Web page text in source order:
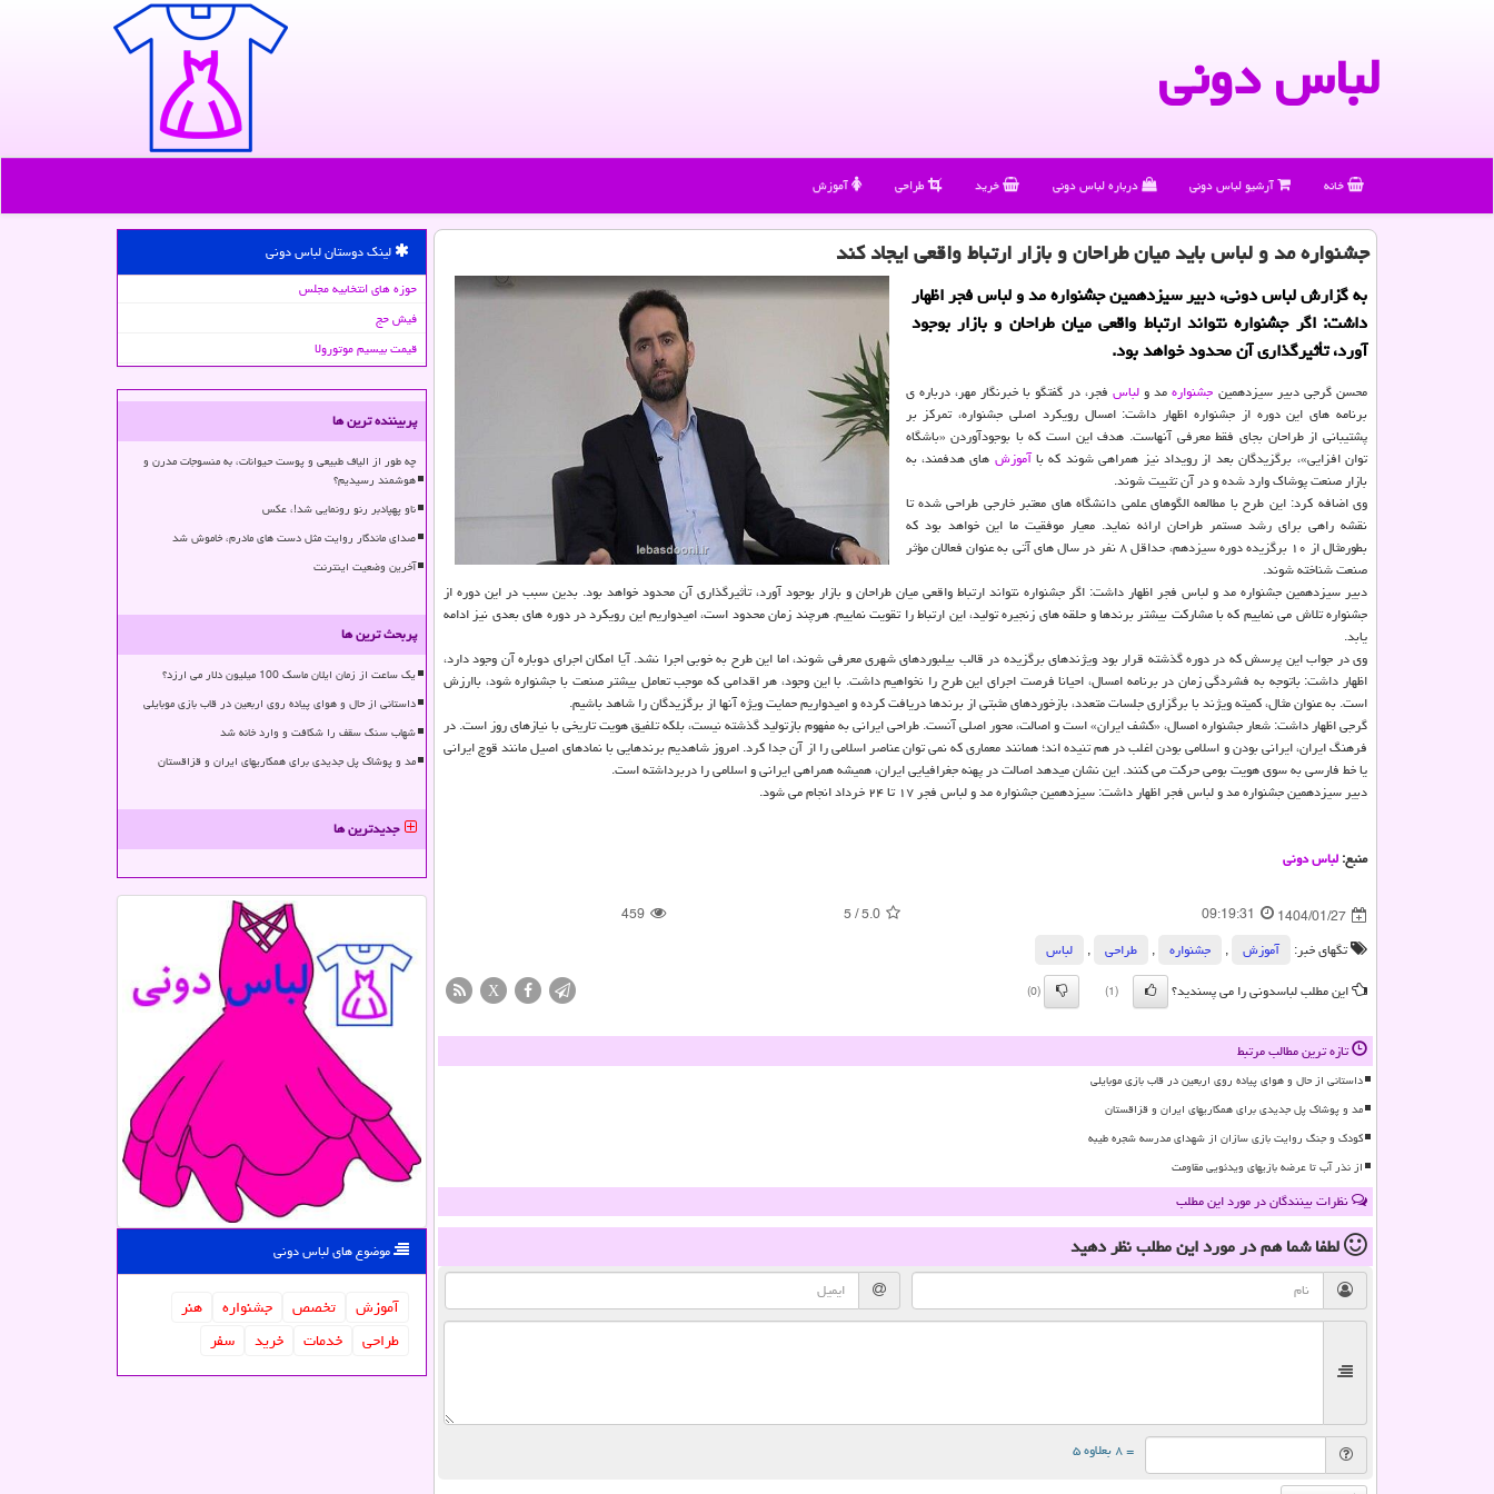
لباس دونی
خانه آرشیو لباس دونی درباره لباس دونی خرید طراحی آموزش
جشنواره مد و لباس باید میان طراحان و بازار ارتباط واقعی ایجاد کند
به گزارش لباس دونی، دبیر سیزدهمین جشنواره مد و لباس فجر اظهار
داشت: اگر جشنواره نتواند ارتباط واقعی میان طراحان و بازار بوجود
آورد، تأثیرگذاری آن محدود خواهد بود.
محسن گرجی دبیر سیزدهمین جشنوارهمد ولباس فجر، در گفتگو با خبرنگار مهر، درباره ی
برنامه های این دوره از جشنواره اظهار داشت: امسال رویکرد اصلی جشنواره، تمرکز بر
پشتیبانی از طراحان بجای فقط معرفی آنهاست. هدف این است که با بوجودآوردن «باشگاه
توان افزایی»، برگزیدگان بعد از رویداد نیز همراهی شوند که باآموزش های هدفمند، به
بازار صنعت پوشاک وارد شده و در آن تثبیت شوند.
وی اضافه کرد: این طرح با مطالعه الگوهای علمی دانشگاه های معتبر خارجی طراحی شده تا
نقشه راهی برای رشد مستمر طراحان ارائه نماید. معیار موفقیت ما این خواهد بود که
بطورمثال از ۱۰ برگزیده دوره سیزدهم، حداقل ۸ نفر در سال های آتی به عنوان فعالان مؤثر
صنعت شناخته شوند.
دبیر سیزدهمین جشنواره مد و لباس فجر اظهار داشت: اگر جشنواره نتواند ارتباط واقعی میان طراحان و بازار بوجود آورد، تأثیرگذاری آن محدود خواهد بود. بدین سبب در این دوره از
جشنواره تلاش می نماییم که با مشارکت بیشتر برندها و حلقه های زنجیره تولید، این ارتباط را تقویت نماییم. هرچند زمان محدود است، امیدواریم این رویکرد در دوره های بعدی نیز ادامه
یابد.
وی در جواب این پرسش که در دوره گذشته قرار بود ویژندهای برگزیده در قالب بیلبوردهای شهری معرفی شوند، اما این طرح به خوبی اجرا نشد. آیا امکان اجرای دوباره آن وجود دارد،
اظهار داشت: باتوجه به فشردگی زمان در برنامه امسال، احیانا فرصت اجرای این طرح را نخواهیم داشت. با این وجود، هر اقدامی که موجب تعامل بیشتر صنعت با جشنواره شود، باارزش
است. به عنوان مثال، کمیته ویژند با برگزاری جلسات متعدد، بازخوردهای مثبتی از برندها دریافت کرده و امیدواریم حمایت ویژه آنها از برگزیدگان را شاهد باشیم.
گرجی اظهار داشت: شعار جشنواره امسال، «کشف ایران» است و اصالت، محور اصلی آنست. طراحی ایرانی به مفهوم بازتولید گذشته نیست، بلکه تلفیق هویت تاریخی با نیازهای روز است. در
فرهنگ ایران، ایرانی بودن و اسلامی بودن اغلب در هم تنیده اند؛ همانند معماری که نمی توان عناصر اسلامی را از آن جدا کرد. امروز شاهدیم برندهایی با نمادهای اصیل مانند قوچ ایرانی
یا خط فارسی به سوی هویت بومی حرکت می کنند. این نشان میدهد اصالت در پهنه جغرافیایی ایران، همیشه همراهی ایرانی و اسلامی را دربرداشته است.
دبیر سیزدهمین جشنواره مد و لباس فجر اظهار داشت: سیزدهمین جشنواره مد و لباس فجر ۱۷ تا ۲۴ خرداد انجام می شود.
منبع:لباس دونی
1404/01/27
09:19:31
5.0
/
5
459
تگهای خبر:
آموزش , جشنواره , طراحی ,
لباس
این مطلب لباسدونی را می پسندید؟
(1)
(0)
X
تازه ترین مطالب مرتبط
داستانی از حال و هوای پیاده روی اربعین در قاب بازی موبایلی
مد و پوشاک پل جدیدی برای همکاریهای ایران و قزاقستان
کودک و جنگ روایت بازی سازان از شهدای مدرسه شجره طیبه
از نذر آب تا عرضه بازیهای ویدئویی مقاومت
نظرات بینندگان در مورد این مطلب
لطفا شما همدر مورد این مطلبنظر دهید
= ۸ بعلاوه ۵
لینک دوستان لباس دونی
حوزه های انتخابیه مجلس
فیش حج
قیمت بیسیم موتورولا
پربیننده ترین ها
چه طور از الیاف طبیعی و پوست حیوانات، به منسوجات مدرن و
هوشمند رسیدیم؟
ناو پهپادبر رنو رونمایی شد!، عکس
صدای ماندگار روایت مثل دست های مادرم، خاموش شد
آخرین وضعیت اینترنت
پربحث ترین ها
یک ساعت از زمان ایلان ماسک 100 میلیون دلار می ارزد؟
داستانی از حال و هوای پیاده روی اربعین در قاب بازی موبایلی
شهاب سنگ سقف را شکافت و وارد خانه شد
مد و پوشاک پل جدیدی برای همکاریهای ایران و قزاقستان
جدیدترین ها
موضوع های لباس دونی
آموزش تخصص جشنواره
هنر
طراحی
خدمات خرید سفر